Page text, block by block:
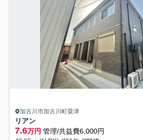
加古川市加古川町粟津
リアン
7.6万円 管理/共益費6,000円